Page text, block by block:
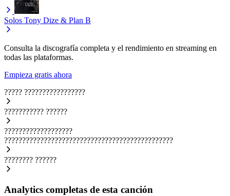
Solos Tony Dize & Plan B
Consulta la discografía completa y el rendimiento en streaming en
todas las plataformas.
Empieza gratis ahora
????? ?????????????????
??????????? ??????
???????????????????
???????????????????????????????????????????????
???????? ??????
Analytics completas de esta canción